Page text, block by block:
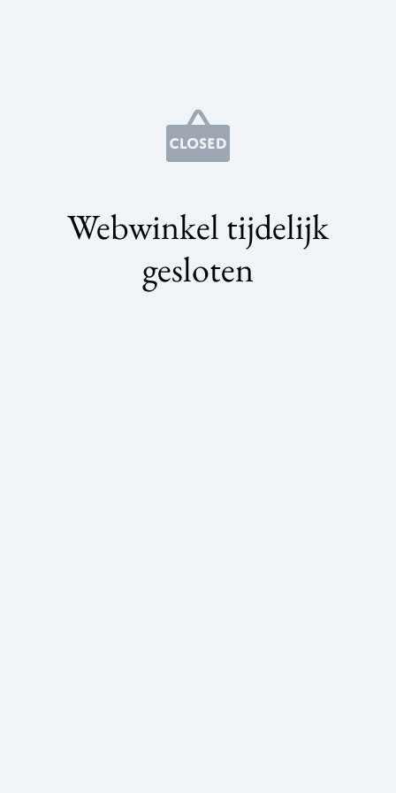
Webwinkel tijdelijk
gesloten